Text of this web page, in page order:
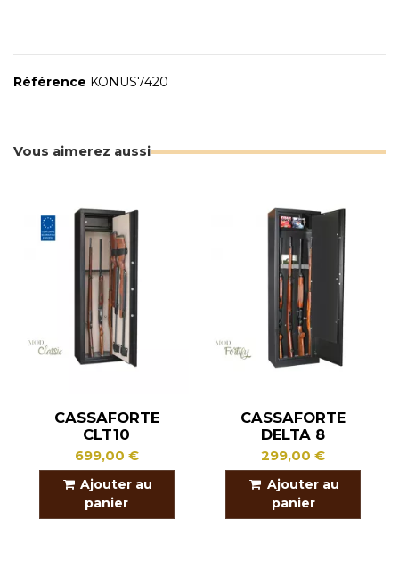
Référence KONUS7420
Vous aimerez aussi
CASSAFORTE
CLT10
699,00 €
Ajouter au
panier
CASSAFORTE
DELTA 8
299,00 €
Ajouter au
panier